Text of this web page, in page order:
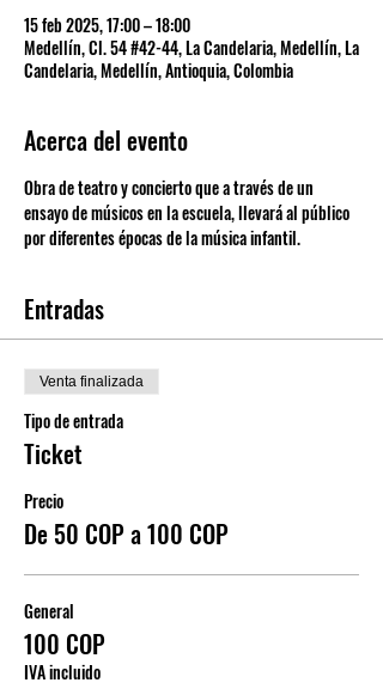
15 feb 2025, 17:00 – 18:00
Medellín, Cl. 54 #42-44, La Candelaria, Medellín, La
Candelaria, Medellín, Antioquia, Colombia
Acerca del evento
Obra de teatro y concierto que a través de un
ensayo de músicos en la escuela, llevará al público
por diferentes épocas de la música infantil.
Entradas
Venta finalizada
Tipo de entrada
Ticket
Precio
De 50 COP a 100 COP
General
100 COP
IVA incluido